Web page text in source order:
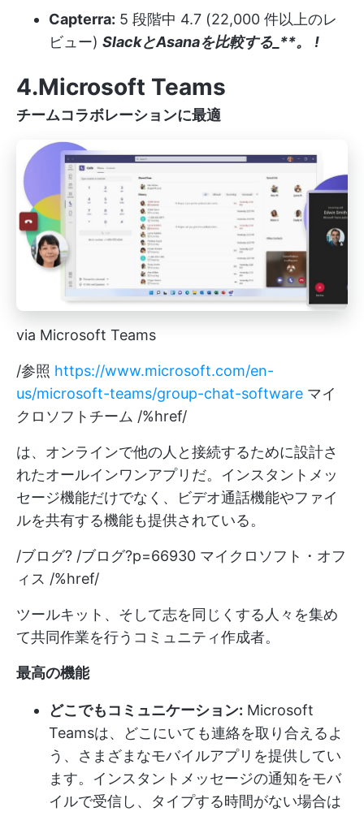
Capterra: 5 段階中 4.7 (22,000 件以上のレ
ビュー) SlackとAsanaを比較する_**。 !
4.Microsoft Teams
チームコラボレーションに最適
via Microsoft Teams
/参照 https://www.microsoft.com/en-
us/microsoft-teams/group-chat-software マイ
クロソフトチーム /%href/
は、オンラインで他の人と接続するために設計さ
れたオールインワンアプリだ。インスタントメッ
セージ機能だけでなく、ビデオ通話機能やファイ
ルを共有する機能も提供されている。
/ブログ? /ブログ?p=66930 マイクロソフト・オフ
ィス /%href/
ツールキット、そして志を同じくする人々を集め
て共同作業を行うコミュニティ作成者。
最高の機能
どこでもコミュニケーション: Microsoft
Teamsは、どこにいても連絡を取り合えるよ
う、さまざまなモバイルアプリを提供してい
ます。インスタントメッセージの通知をモバ
イルで受信し、タイプする時間がない場合は